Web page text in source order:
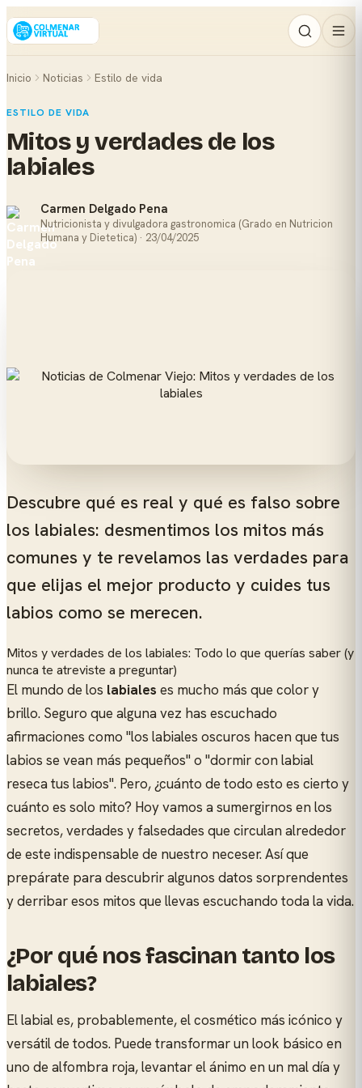
Inicio Noticias Estilo de vida
ESTILO DE VIDA
Mitos y verdades de los
labiales
Carmen Delgado Pena
Nutricionista y divulgadora gastronomica (Grado en Nutricion
Humana y Dietetica) · 23/04/2025
Descubre qué es real y qué es falso sobre
los labiales: desmentimos los mitos más
comunes y te revelamos las verdades para
que elijas el mejor producto y cuides tus
labios como se merecen.
Mitos y verdades de los labiales: Todo lo que querías saber (y
nunca te atreviste a preguntar)
El mundo de los labiales es mucho más que color y
brillo. Seguro que alguna vez has escuchado
afirmaciones como "los labiales oscuros hacen que tus
labios se vean más pequeños" o "dormir con labial
reseca tus labios". Pero, ¿cuánto de todo esto es cierto y
cuánto es solo mito? Hoy vamos a sumergirnos en los
secretos, verdades y falsedades que circulan alrededor
de este indispensable de nuestro neceser. Así que
prepárate para descubrir algunos datos sorprendentes
y derribar esos mitos que llevas escuchando toda la vida.
¿Por qué nos fascinan tanto los
labiales?
El labial es, probablemente, el cosmético más icónico y
versátil de todos. Puede transformar un look básico en
uno de alfombra roja, levantar el ánimo en un mal día y